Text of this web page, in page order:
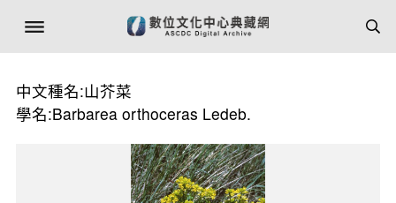
中文種名:山芥菜
學名:Barbarea orthoceras Ledeb.